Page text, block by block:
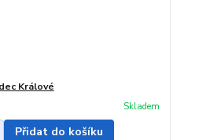
Králové
Skladem
Přidat do košíku